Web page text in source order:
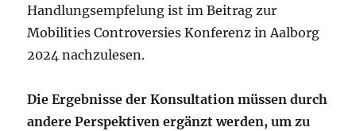
Handlungsempfelung ist im Beitrag zur
Mobilities Controversies Konferenz in Aalborg
2024 nachzulesen.
Die Ergebnisse der Konsultation müssen durch
andere Perspektiven ergänzt werden, um zu